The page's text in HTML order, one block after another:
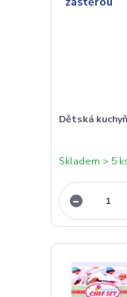
Dětská
Skladem > 5